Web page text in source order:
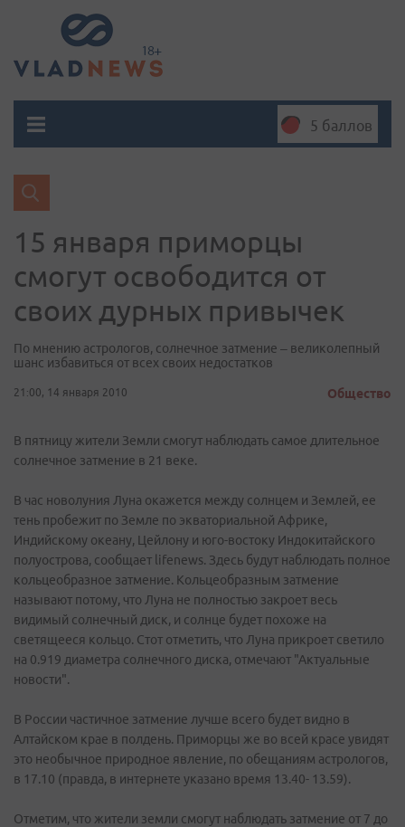
5 баллов
15 января приморцы
смогут освободится от
своих дурных привычек
По мнению астрологов, солнечное затмение – великолепный
шанс избавиться от всех своих недостатков
21:00, 14 января 2010 Общество
В пятницу жители Земли смогут наблюдать самое длительное
солнечное затмение в 21 веке.
В час новолуния Луна окажется между солнцем и Землей, ее
тень пробежит по Земле по экваториальной Африке,
Индийскому океану, Цейлону и юго-востоку Индокитайского
полуострова, сообщает lifenews. Здесь будут наблюдать полное
кольцеобразное затмение. Кольцеобразным затмение
называют потому, что Луна не полностью закроет весь
видимый солнечный диск, и солнце будет похоже на
светящееся кольцо. Стот отметить, что Луна прикроет светило
на 0.919 диаметра солнечного диска, отмечают "Актуальные
новости".
В России частичное затмение лучше всего будет видно в
Алтайском крае в полдень. Приморцы же во всей красе увидят
это необычное природное явление, по обещаниям астрологов,
в 17.10 (правда, в интернете указано время 13.40- 13.59).
Отметим, что жители земли смогут наблюдать затмение от 7 до